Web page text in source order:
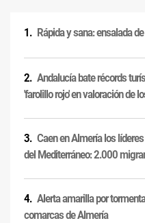
Rápida y sana: ensalada
Andalucía bate récords
'farolillo rojo' en valoración de
Caen en Almería los
del Mediterráneo: 2.000
Alerta amarilla por
comarcas de Almería